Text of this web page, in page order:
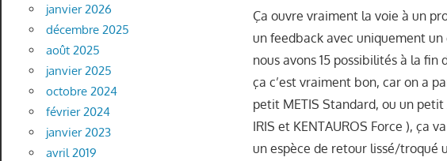
Ça ouvre vraiment la voie à un
un feedback avec uniquement
nous avons 15 possibilités à la fin
ça c’est vraiment bon, car on a
petit METIS Standard, ou un
IRIS et KENTAUROS Force ), ça
un espèce de retour lissé/troqué
janvier 2026
décembre 2025
août 2025
janvier 2025
octobre 2024
février 2024
janvier 2023
avril 2019